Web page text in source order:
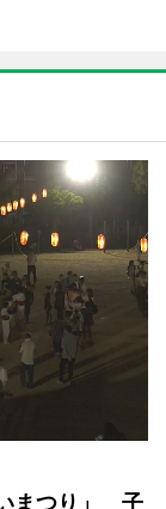
まつり」 子